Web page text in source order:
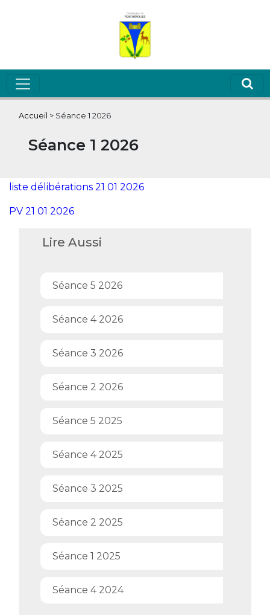
Accueil > Séance 1 2026
Séance 1 2026
liste délibérations 21 01 2026
PV 21 01 2026
Lire Aussi
Séance 5 2026
Séance 4 2026
Séance 3 2026
Séance 2 2026
Séance 5 2025
Séance 4 2025
Séance 3 2025
Séance 2 2025
Séance 1 2025
Séance 4 2024